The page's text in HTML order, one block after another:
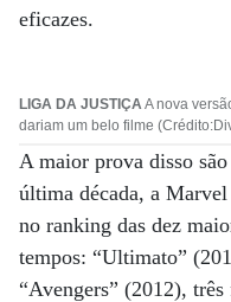
eficazes.
LIGA DA JUSTIÇAA nova
dariam um belo filme
A maior prova disso
última década, a
no ranking das dez
tempos: “Ultimato”
“Avengers” (2012),